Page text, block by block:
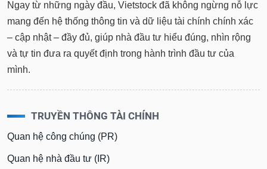
Ngay từ những ngày đầu, Vietstock đã không ngừng nỗ lực
mang đến hệ thống thông tin và dữ liệu tài chính chính xác
– cập nhật – đầy đủ, giúp nhà đầu tư hiểu đúng, nhìn rộng
và tự tin đưa ra quyết định trong hành trình đầu tư của
mình.
TRUYỀN THÔNG TÀI CHÍNH
Quan hệ công chúng (PR)
Quan hệ nhà đầu tư (IR)